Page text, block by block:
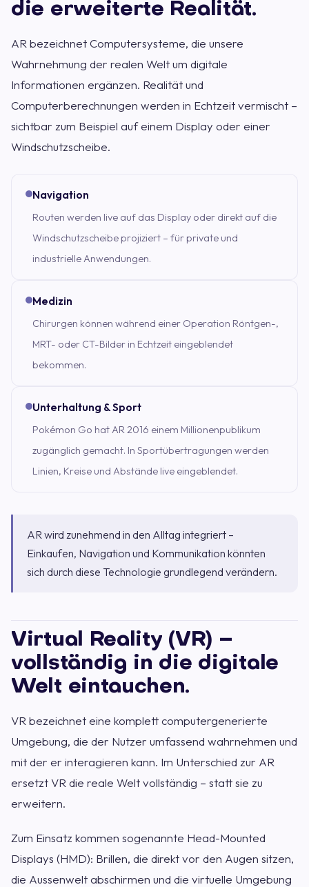
die erweiterte Realität.
AR bezeichnet Computersysteme, die unsere
Wahrnehmung der realen Welt um digitale
Informationen ergänzen. Realität und
Computerberechnungen werden in Echtzeit vermischt –
sichtbar zum Beispiel auf einem Display oder einer
Windschutzscheibe.
Navigation
Routen werden live auf das Display oder direkt auf die
Windschutzscheibe projiziert – für private und
industrielle Anwendungen.
Medizin
Chirurgen können während einer Operation Röntgen-,
MRT- oder CT-Bilder in Echtzeit eingeblendet
bekommen.
Unterhaltung & Sport
Pokémon Go hat AR 2016 einem Millionenpublikum
zugänglich gemacht. In Sportübertragungen werden
Linien, Kreise und Abstände live eingeblendet.
AR wird zunehmend in den Alltag integriert –
Einkaufen, Navigation und Kommunikation könnten
sich durch diese Technologie grundlegend verändern.
Virtual Reality (VR) –
vollständig in die digitale
Welt eintauchen.
VR bezeichnet eine komplett computergenerierte
Umgebung, die der Nutzer umfassend wahrnehmen und
mit der er interagieren kann. Im Unterschied zur AR
ersetzt VR die reale Welt vollständig – statt sie zu
erweitern.
Zum Einsatz kommen sogenannte Head-Mounted
Displays (HMD): Brillen, die direkt vor den Augen sitzen,
die Aussenwelt abschirmen und die virtuelle Umgebung